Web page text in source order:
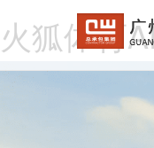
火狐体育